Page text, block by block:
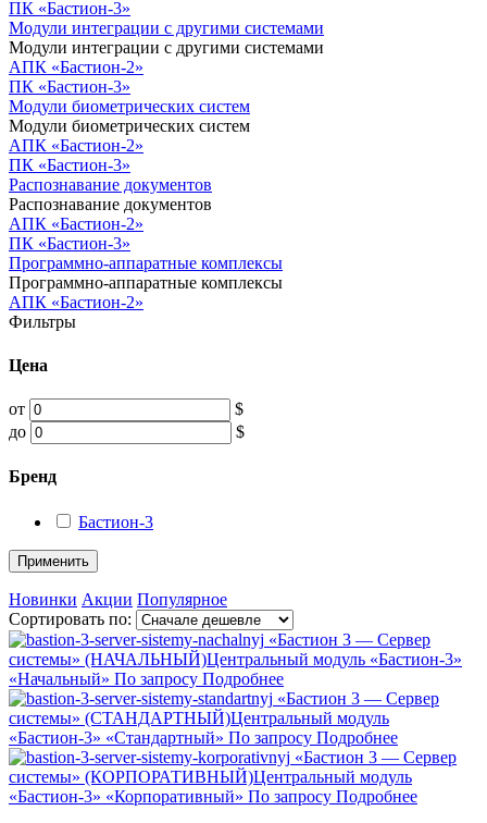
ПК «Бастион-3»
Модули интеграции с другими системами
Модули интеграции с другими системами
АПК «Бастион-2»
ПК «Бастион-3»
Модули биометрических систем
Модули биометрических систем
АПК «Бастион-2»
ПК «Бастион-3»
Распознавание документов
Распознавание документов
АПК «Бастион-2»
ПК «Бастион-3»
Программно-аппаратные комплексы
Программно-аппаратные комплексы
АПК «Бастион-2»
Фильтры
Цена
от
$
до
$
Бренд
Бастион-3
Применить
Новинки Акции Популярное
Сортировать по:
«Бастион 3 — Сервер
системы» (НАЧАЛЬНЫЙ)Центральный модуль «Бастион-3»
«Начальный» По запросу Подробнее
«Бастион 3 — Сервер
системы» (СТАНДАРТНЫЙ)Центральный модуль
«Бастион-3» «Стандартный» По запросу Подробнее
«Бастион 3 — Сервер
системы» (КОРПОРАТИВНЫЙ)Центральный модуль
«Бастион-3» «Корпоративный» По запросу Подробнее